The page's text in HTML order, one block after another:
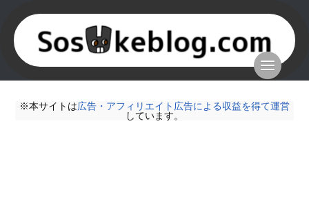
※本サイトは広告・アフィリエイト広告による収益を得て運営
しています。